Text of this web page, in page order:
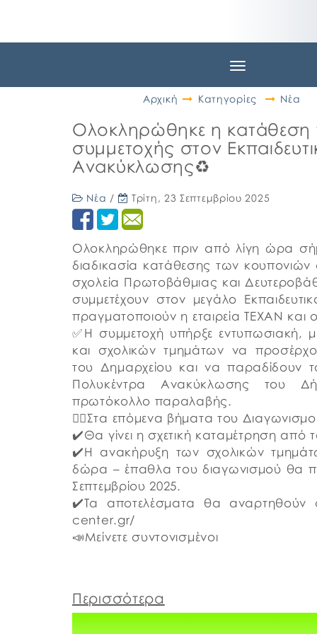
Toggle
Αρχική
Κατηγορίες Νέα
Ολοκληρώθηκε η κατάθεση
συμμετοχής στον
Ανακύκλωσης♻️
Νέα / Τρίτη, 23 Σεπτεμβρίου 2025
Ολοκληρώθηκε πριν από λίγη ώρα
διαδικασία κατάθεσης των
σχολεία Πρωτοβάθμιας και
συμμετέχουν στον μεγάλο
πραγματοποιούν η εταιρεία ΤΕΧΑΝ
✅Η συμμετοχή υπήρξε εντυπωσιακή,
και σχολικών τμημάτων να
του Δημαρχείου και να
Πολυκέντρα Ανακύκλωσης του
πρωτόκολλο παραλαβής.
👉🏼Στα επόμενα βήματα του
✔️Θα γίνει η σχετική καταμέτρηση από
✔️Η ανακήρυξη των σχολικών
δώρα – έπαθλα του διαγωνισμού θα
Σεπτεμβρίου 2025.
✔️Τα αποτελέσματα θα αναρτηθούν
center.gr/
📣Μείνετε συντονισμένοι
Περισσότερα